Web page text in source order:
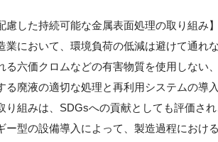
慮した持続可能な金属表面処理の取り組み】
業において、環境負荷の低減は避けて通れ
る六価クロムなどの有害物質を使用しない
る廃液の適切な処理と再利用システムの導
り組みは、SDGsへの貢献としても評価さ
ー型の設備導入によって、製造過程におけ